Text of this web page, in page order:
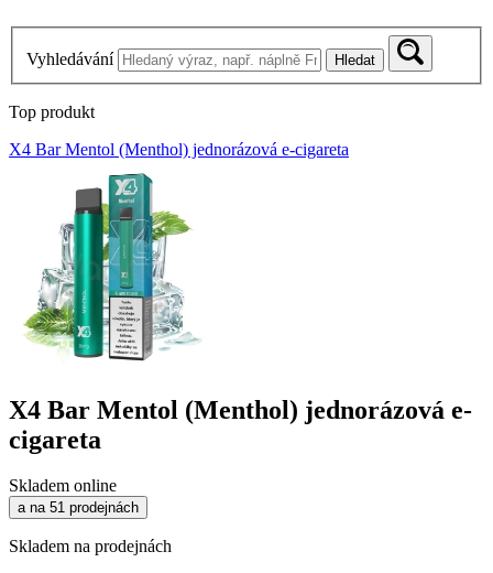
Vyhledávání Hledat
Top produkt
X4 Bar Mentol (Menthol) jednorázová e-cigareta
X4 Bar Mentol (Menthol) jednorázová e-
cigareta
Skladem online
a na 51 prodejnách
Skladem na prodejnách